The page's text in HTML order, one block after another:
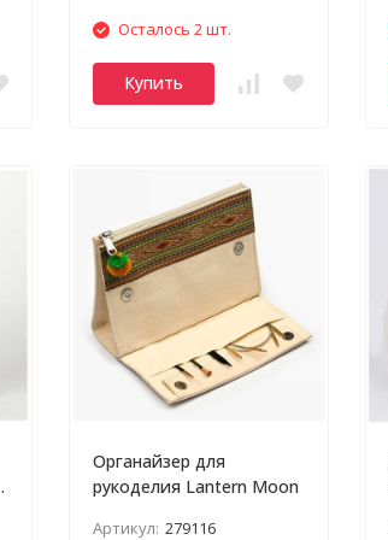
Осталось 2 шт.
Купить
Органайзер для
рукоделия Lantern Moon
Артикул: 279116